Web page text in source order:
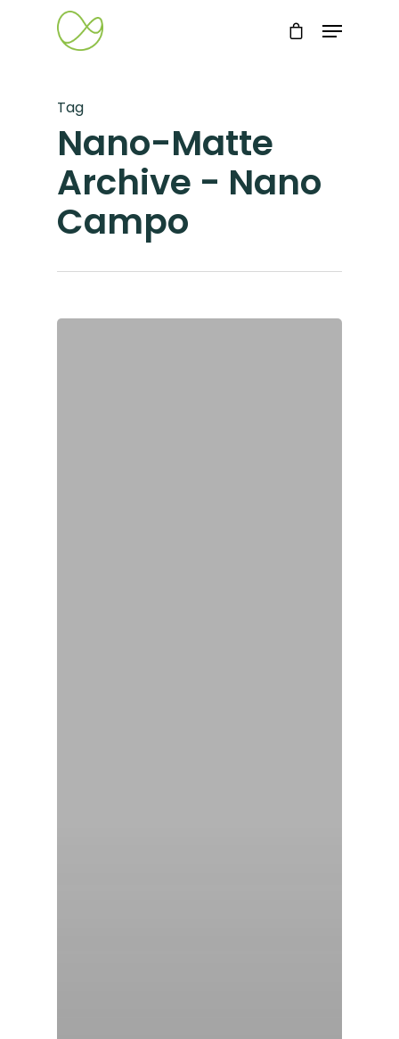
Tag
Nano-Matte
Archive - Nano
Campo